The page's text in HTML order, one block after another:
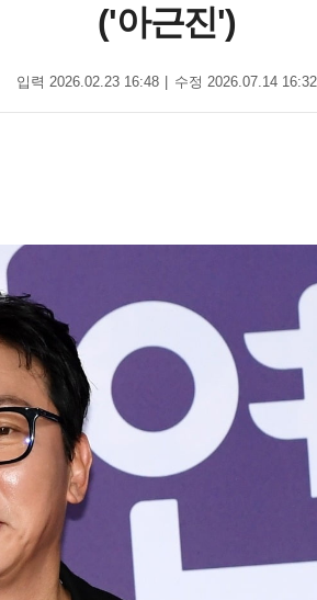
('아근진')
입력 2026.02.23 16:48 수정 2026.07.14 16:32